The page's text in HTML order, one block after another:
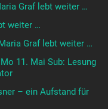
Graf lebt weiter …
weiter …
Graf lebt weiter …
Mo 11. Mai Sub: Lesung
– ein Aufstand für